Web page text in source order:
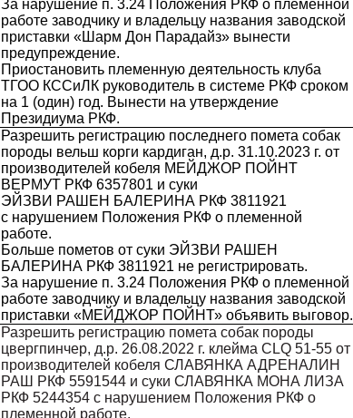
За нарушение п. 3.24 Положения РКФ о племенной
работе заводчику и владельцу названия заводской
приставки «Шарм Дон Парадайз» вынести
предупреждение.
Приостановить племенную деятельность клуба
ТГОО КССиЛК руководитель в системе РКФ сроком
на 1 (один) год. Вынести на утверждение
Президиума РКФ.
Разрешить регистрацию последнего помета собак
породы вельш корги кардиган, д.р. 31.10.2023 г. от
производителей кобеля МЕЙДЖОР ПОЙНТ
ВЕРМУТ РКФ 6357801 и суки
ЭЙЗВИ РАШЕН БАЛЕРИНА РКФ 3811921
с нарушением Положения РКФ о племенной
работе.
Больше пометов от суки ЭЙЗВИ РАШЕН
БАЛЕРИНА РКФ 3811921 не регистрировать.
За нарушение п. 3.24 Положения РКФ о племенной
работе заводчику и владельцу названия заводской
приставки «МЕЙДЖОР ПОЙНТ» объявить выговор.
Разрешить регистрацию помета собак породы
цвергпинчер, д.р. 26.08.2022 г. клейма CLQ 51-55 от
производителей кобеля СЛАВЯНКА АДРЕНАЛИН
РАШ РКФ 5591544 и суки СЛАВЯНКА МОНА ЛИЗА
РКФ 5244354 с нарушением Положения РКФ о
племенной работе.